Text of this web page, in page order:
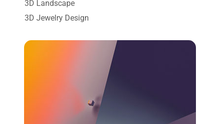
3D Landscape
3D Jewelry Design